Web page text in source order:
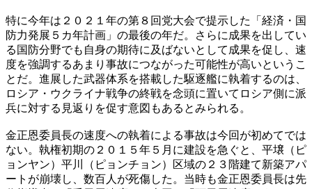
特に今年は２０２１年の第８回党大会で提示した「経済・国
防力発展５カ年計画」の最後の年だ。さらに成果を出してい
る国防分野でも自身の期待に及ばないとして成果を促し、速
度を強調するあまり事故につながった可能性が高いというこ
とだ。進展した武器体系を搭載した駆逐艦に執着するのは、
ロシア・ウクライナ戦争の終戦を念頭に置いてロシア側に派
兵に対する見返りを促す意図もあるとみられる。
金正恩委員長の速度への執着による事故は今回が初めてでは
ない。執権初期の２０１５年５月に建設を急ぐと、平壌（ピ
ョンヤン）平川（ピョンチョン）区域の２３階建て新築アパ
ートが崩壊し、数百人が死傷した。当時も金正恩委員長は先